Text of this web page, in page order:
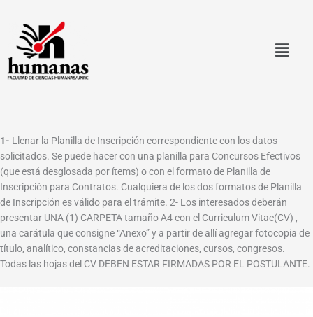
contenido
1- Llenar la Planilla de Inscripción correspondiente con los datos
solicitados. Se puede hacer con una planilla para Concursos Efectivos
(que está desglosada por ítems) o con el formato de Planilla de
Inscripción para Contratos. Cualquiera de los dos formatos de Planilla
de Inscripción es válido para el trámite. 2- Los interesados deberán
presentar UNA (1) CARPETA tamaño A4 con el Curriculum Vitae(CV) ,
una carátula que consigne “Anexo” y a partir de allí agregar fotocopia de
título, analítico, constancias de acreditaciones, cursos, congresos.
Todas las hojas del CV DEBEN ESTAR FIRMADAS POR EL POSTULANTE.